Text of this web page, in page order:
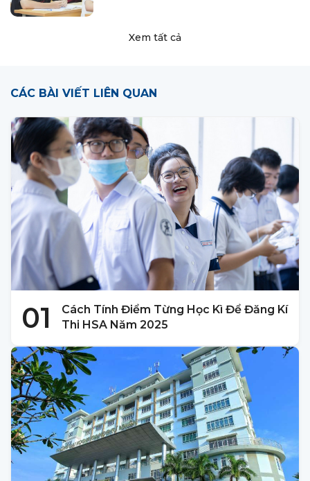
Xem tất cả
CÁC BÀI VIẾT LIÊN QUAN
01
Cách Tính Điểm Từng Học Kì Để Đăng Kí
Thi HSA Năm 2025